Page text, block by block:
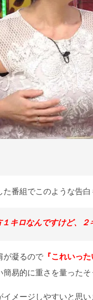
番組でこのような告白
キロなんですけど、２
が凝るので 『これいっ
易的に重さを量ったそ
メージしやすいと思